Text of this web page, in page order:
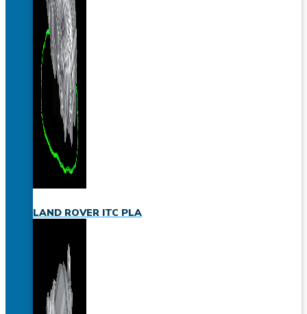
LAND ROVER ITC PLA